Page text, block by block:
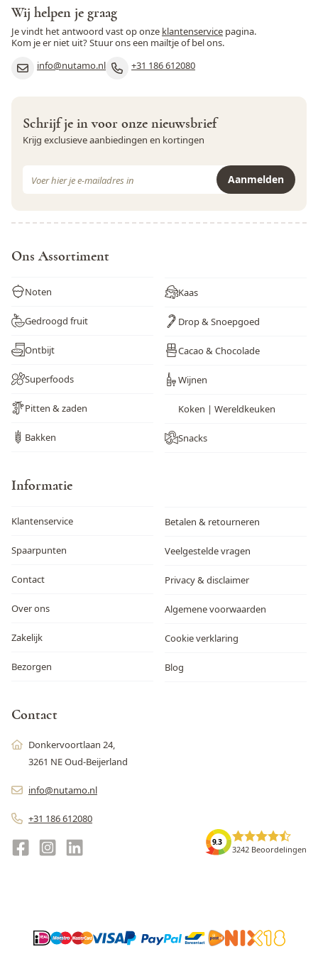
Wij helpen je graag
Je vindt het antwoord vast op onze klantenservice pagina.
Kom je er niet uit? Stuur ons een mailtje of bel ons.
info@nutamo.nl
+31 186 612080
Schrijf je in voor onze nieuwsbrief
Krijg exclusieve aanbiedingen en kortingen
Aanmelden
Ons Assortiment
Noten
Gedroogd fruit
Ontbijt
Superfoods
Pitten & zaden
Bakken
Kaas
Drop & Snoepgoed
Cacao & Chocolade
Wijnen
Koken | Wereldkeuken
Snacks
Informatie
Klantenservice
Spaarpunten
Contact
Over ons
Zakelijk
Bezorgen
Betalen & retourneren
Veelgestelde vragen
Privacy & disclaimer
Algemene voorwaarden
Cookie verklaring
Blog
Contact
Donkervoortlaan 24,
3261 NE Oud-Beijerland
info@nutamo.nl
+31 186 612080
9.3
3242 Beoordelingen